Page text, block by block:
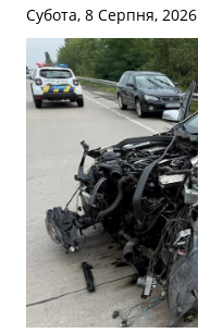
Субота, 8 Серпня, 2026